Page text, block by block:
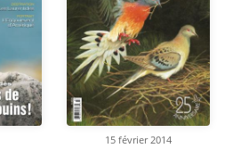
15 février 2014